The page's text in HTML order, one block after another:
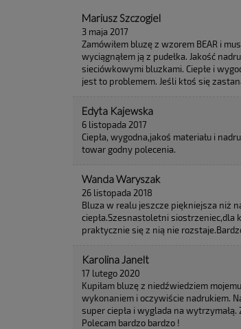
Mariusz Szczogiel
3 maja 2017
Zamówiłem bluzę z wzorem BEAR i
wyciągnąłem ją z pudełka. Jakość
sieciówkowymi bluzkami. Ciepłe i
jest to problemem. Jeśli ktoś się
Edyta Kajewska
6 listopada 2017
Ciepła, wygodna,jakoś materiału i
towar godny polecenia.
Wanda Waryszak
26 listopada 2018
Bluza w realu jeszcze piękniejsza niż
ciepła.Szesnastoletni siostrzeniec,dla
praktycznie się z nią nie
Karolina Janelt
17 lutego 2020
Kupiłam bluzę z niedźwiedziem
wykonaniem i oczywiście nadrukiem.
super ciepła i wyglada na
Polecam bardzo bardzo !